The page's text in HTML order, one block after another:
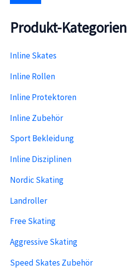
Produkt-Kategorien
Inline Skates
Inline Rollen
Inline Protektoren
Inline Zubehör
Sport Bekleidung
Inline Disziplinen
Nordic Skating
Landroller
Free Skating
Aggressive Skating
Speed Skates Zubehör